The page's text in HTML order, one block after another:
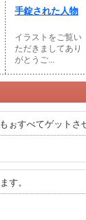
手錠された人物
イラストをご覧い
ただきましてあり
がとうご...
すべてゲットさ
す。